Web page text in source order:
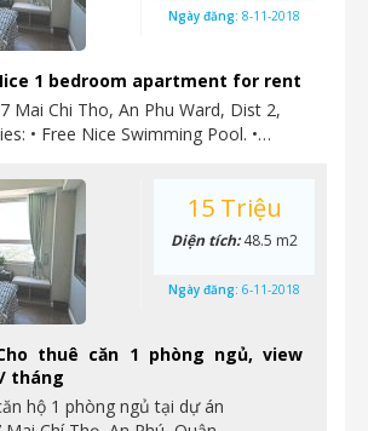
1 bedroom apartment for rent
Mai Chi Tho, An Phu Ward, Dist 2,
• Free Nice Swimming Pool. •…
Ngày đăng: 8-11-2018
thuê căn 1 phòng ngủ, view
tháng
hộ 1 phòng ngủ tại dự án
15 Triệu
Diện tích:48.5 m2
Ngày đăng: 6-11-2018